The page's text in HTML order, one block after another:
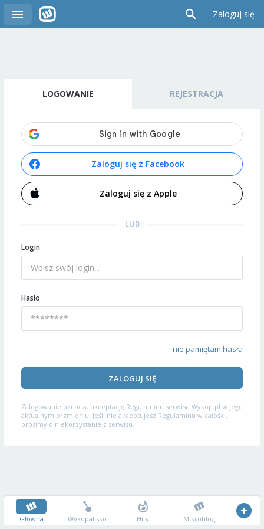
Zaloguj się
LOGOWANIE REJESTRACJA
Zaloguj się z Facebook
Zaloguj się z Apple
LUB
Login
Hasło
nie pamiętam hasła
ZALOGUJ SIĘ
Zalogowanie oznacza akceptację Regulaminu serwisu Wykop.pl w jego
aktualnym brzmieniu. Jeśli nie akceptujesz Regulaminu w całości,
prosimy o niekorzystanie z serwisu.
Główna Wykopalisko Hity Mikroblog